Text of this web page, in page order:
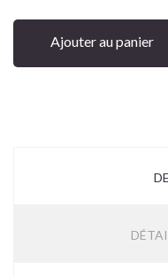
Ajouter au panier